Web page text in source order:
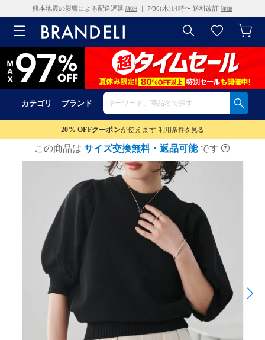
熊本地震の影響による配送遅延 詳細 ｜ 7/30(木)14時〜 送料改訂 詳細
カテゴリ ブランド
20% OFFクーポンが使えます 利用条件を見る
この商品は サイズ交換無料・返品可能 です